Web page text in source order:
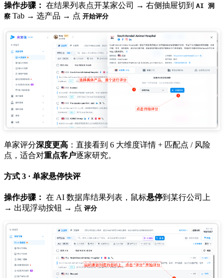
操作步骤： 在结果列表点开某家公司 → 右侧抽屉切到 AI 洞
察 Tab → 选产品 → 点 开始评分
单家评分深度更高 ：直接看到 6 大维度详情 + 匹配点 / 风险
点，适合对重点客户逐家研究。
方式 3 · 单家悬停快评
操作步骤： 在 AI 数据库结果列表，鼠标悬停到某行公司上
→ 出现浮动按钮 → 点 评分